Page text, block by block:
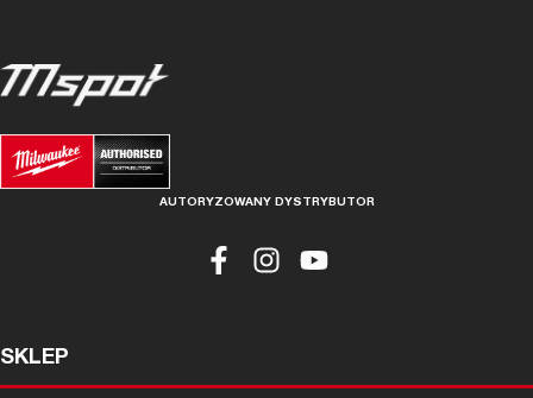
AUTORYZOWANY DYSTRYBUTOR
SKLEP